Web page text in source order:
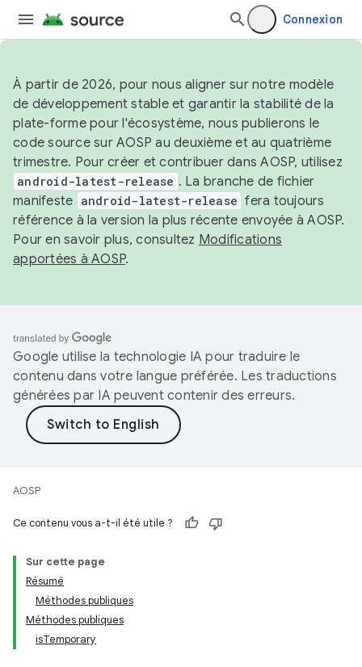
Connexion
À partir de 2026, pour nous aligner sur notre modèle
de développement stable et garantir la stabilité de la
plate-forme pour l'écosystème, nous publierons le
code source sur AOSP au deuxième et au quatrième
trimestre. Pour créer et contribuer dans AOSP, utilisez
android-latest-release . La branche de fichier
manifeste android-latest-release fera toujours
référence à la version la plus récente envoyée à AOSP.
Pour en savoir plus, consultez Modifications
apportées à AOSP.
Google utilise la technologie IA pour traduire le
contenu dans votre langue préférée. Les traductions
générées par IA peuvent contenir des erreurs.
AOSP
Ce contenu vous a-t-il été utile ?
Sur cette page
Résumé
Méthodes publiques
Méthodes publiques
isTemporary